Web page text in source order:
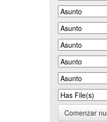
Comenzar